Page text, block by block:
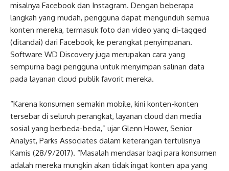
misalnya Facebook dan Instagram. Dengan beberapa
langkah yang mudah, pengguna dapat mengunduh semua
konten mereka, termasuk foto dan video yang di-tagged
(ditandai) dari Facebook, ke perangkat penyimpanan.
Software WD Discovery juga merupakan cara yang
sempurna bagi pengguna untuk menyimpan salinan data
pada layanan cloud publik favorit mereka.
“Karena konsumen semakin mobile, kini konten-konten
tersebar di seluruh perangkat, layanan cloud dan media
sosial yang berbeda-beda,” ujar Glenn Hower, Senior
Analyst, Parks Associates dalam keterangan tertulisnya
Kamis (28/9/2017). “Masalah mendasar bagi para konsumen
adalah mereka mungkin akan tidak ingat konten apa yang